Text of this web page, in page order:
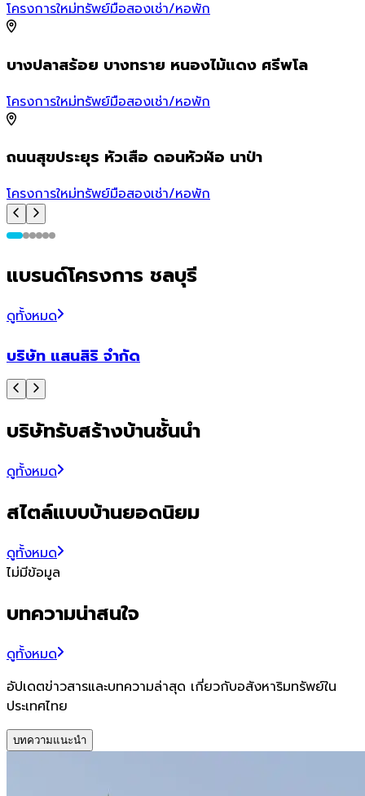
โครงการใหม่ทรัพย์มือสองเช่า/หอพัก
บางปลาสร้อย บางทราย หนองไม้แดง ศรีพโล
โครงการใหม่ทรัพย์มือสองเช่า/หอพัก
ถนนสุขประยุร หัวเสือ ดอนหัวฬ่อ นาป่า
โครงการใหม่ทรัพย์มือสองเช่า/หอพัก
แบรนด์โครงการ ชลบุรี
ดูทั้งหมด
บริษัท แสนสิริ จำกัด
บริษัทรับสร้างบ้านชั้นนำ
ดูทั้งหมด
สไตล์แบบบ้านยอดนิยม
ดูทั้งหมด
ไม่มีข้อมูล
บทความน่าสนใจ
ดูทั้งหมด
อัปเดตข่าวสารและบทความล่าสุด เกี่ยวกับอสังหาริมทรัพย์ใน
ประเทศไทย
บทความแนะนำ